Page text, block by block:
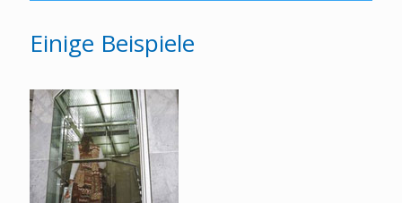
Einige Beispiele